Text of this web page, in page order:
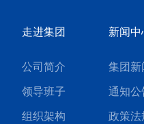
走进集团
公司简介
领导班子
组织架构
新闻中
集团新
通知公
政策法